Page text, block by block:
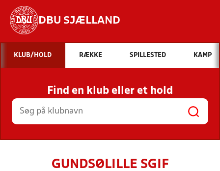
DBU SJÆLLAND
Hvad vil du søge efter?
INDHOLD OG NYHEDER
STILLINGER, RESULTATER, KLUBBER OG
HOLD
KLUB/HOLD RÆKKE SPILLESTED KAMP
Find en klub eller et hold
GUNDSØLILLE SGIF